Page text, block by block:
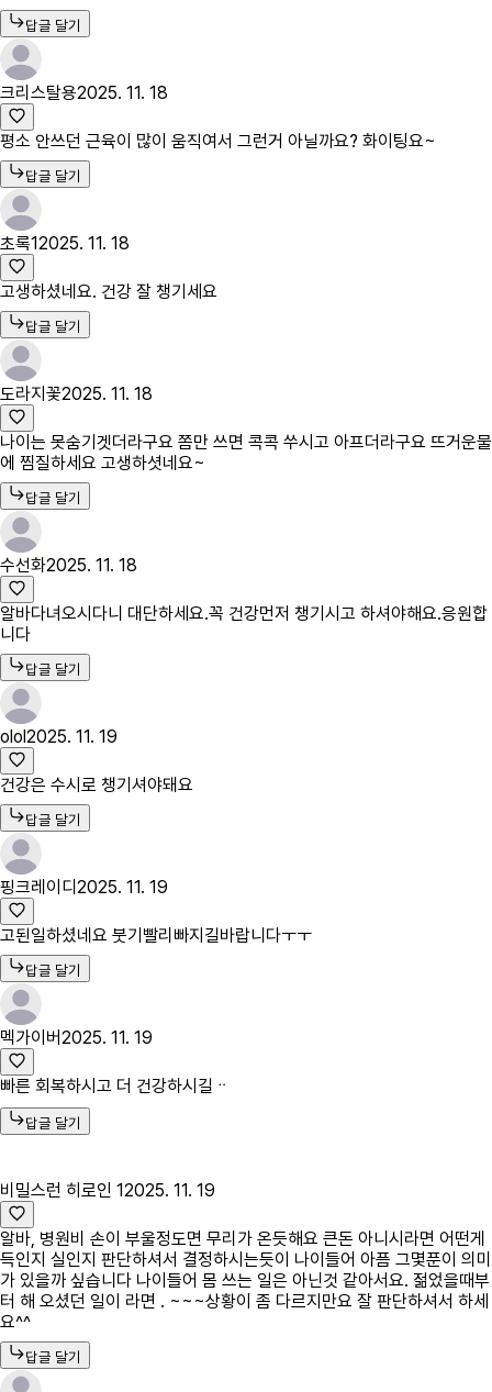
답글 달기
크리스탈용2025. 11. 18
평소 안쓰던 근육이 많이 움직여서 그런거 아닐까요? 화이팅요~
답글 달기
초록12025. 11. 18
고생하셨네요. 건강 잘 챙기세요
답글 달기
도라지꽃2025. 11. 18
나이는 못숨기겟더라구요 쫌만 쓰면 콕콕 쑤시고 아프더라구요 뜨거운물
에 찜질하세요 고생하셧네요~
답글 달기
수선화2025. 11. 18
알바다녀오시다니 대단하세요.꼭 건강먼저 챙기시고 하셔야해요.응원합
니다
답글 달기
olol2025. 11. 19
건강은 수시로 챙기셔야돼요
답글 달기
핑크레이디 2025. 11. 19
고된일하셨네요 붓기빨리빠지길바랍니다ㅜㅜ
답글 달기
멕가이버2025. 11. 19
빠른 회복하시고 더 건강하시길ᆢ
답글 달기
비밀스런 히로인 12025. 11. 19
알바, 병원비 손이 부울정도면 무리가 온듯해요 큰돈 아니시라면 어떤게
득인지 실인지 판단하셔서 결정하시는듯이 나이들어 아픔 그몇푼이 의미
가 있을까 싶습니다 나이들어 몸 쓰는 일은 아닌것 같아서요. 젊었을때부
터 해 오셨던 일이 라면 . ~~~상황이 좀 다르지만요 잘 판단하셔서 하세
요^^
답글 달기